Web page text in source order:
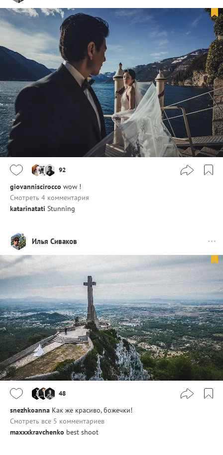
92
giovanniscirocco wow !
Смотреть 4 комментария
katarinatati Stunning
Илья Сиваков
48
snezhkoanna Как же красиво, божечки!
Смотреть все 5 комментариев
maxxxkravchenko best shoot